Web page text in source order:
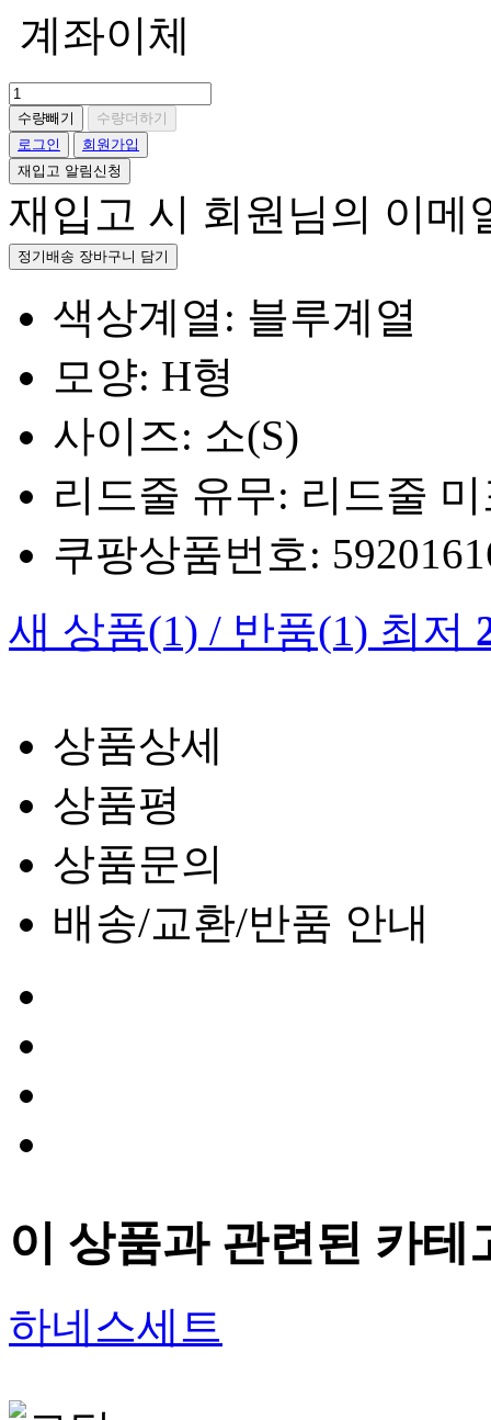
계좌이체
수량빼기
수량더하기
로그인
회원가입
재입고 알림신청
재입고 시 회원님의 이메
정기배송 장바구니 담기
색상계열: 블루계열
모양: H형
사이즈: 소(S)
리드줄 유무: 리드줄
쿠팡상품번호:
새 상품(1) / 반품(1) 최저
상품상세
상품평
상품문의
배송/교환/반품 안내
이 상품과 관련된 카테
하네스세트